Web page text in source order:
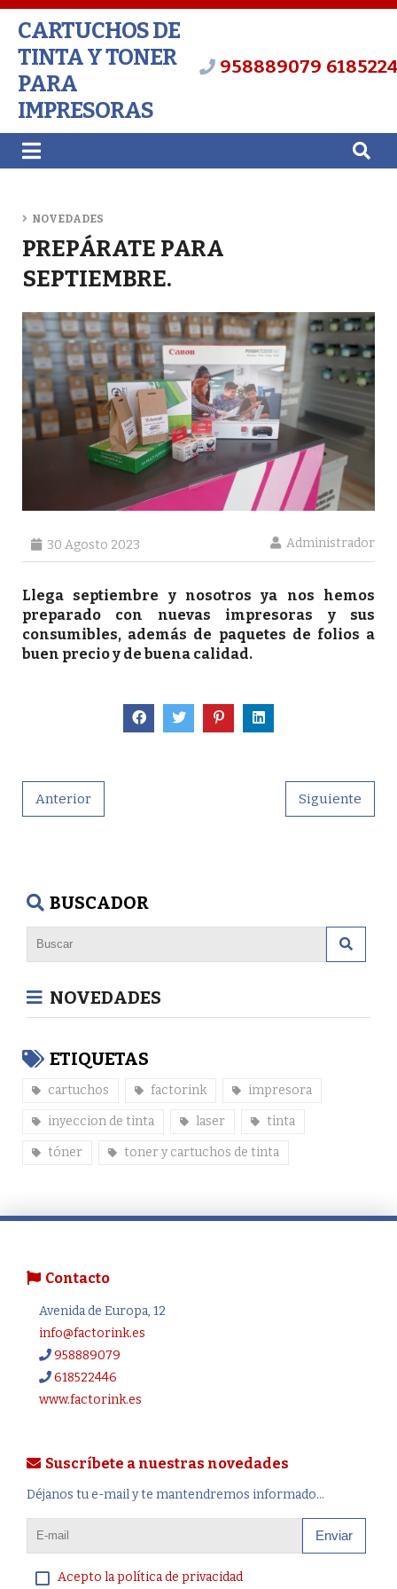
CARTUCHOS DE
TINTA Y TONER
PARA
IMPRESORAS
958889079
PREPÁRATE PARA
SEPTIEMBRE.
30 Agosto 2023
Llega septiembre y nosotros ya nos hemos
preparado con nuevas impresoras y sus
consumibles, además de paquetes de folios a
buen precio y de buena calidad.
NOVEDADES
Administrador
Anterior Siguiente
BUSCADOR
NOVEDADES
ETIQUETAS
cartuchos factorink impresora
inyeccion de tinta laser tinta
tóner toner y cartuchos de tinta
Contacto
Avenida de Europa, 12
info@factorink.es
958889079
618522446
www.factorink.es
Suscríbete a nuestras novedades
Déjanos tu e-mail y te mantendremos informado...
Enviar
Acepto la política de privacidad